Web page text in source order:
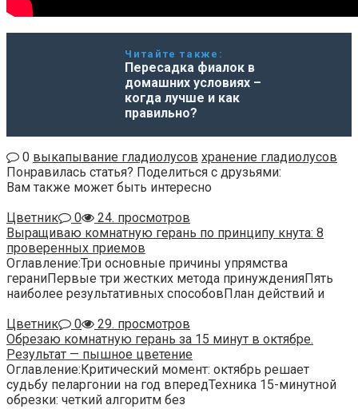
Читайте также:
Пересадка фиалок в
домашних условиях –
когда лучше и как
правильно?
0 выкапывание гладиолусов хранение гладиолусов
Понравилась статья? Поделиться с друзьями:
Вам также может быть интересно
Цветник
0
24. просмотров
Выращиваю комнатную герань по принципу кнута: 8
проверенных приемов
Оглавление:Три основные причины упрямства
гераниПервые три жестких метода принужденияПять
наиболее результативных способовПлан действий и
Цветник
0
29. просмотров
Обрезаю комнатную герань за 15 минут в октябре.
Результат — пышное цветение
Оглавление:Критический момент: октябрь решает
судьбу пеларгонии на год впередТехника 15-минутной
обрезки: четкий алгоритм без